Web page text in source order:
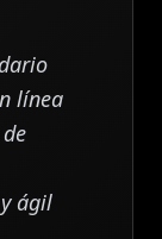
línea
ágil